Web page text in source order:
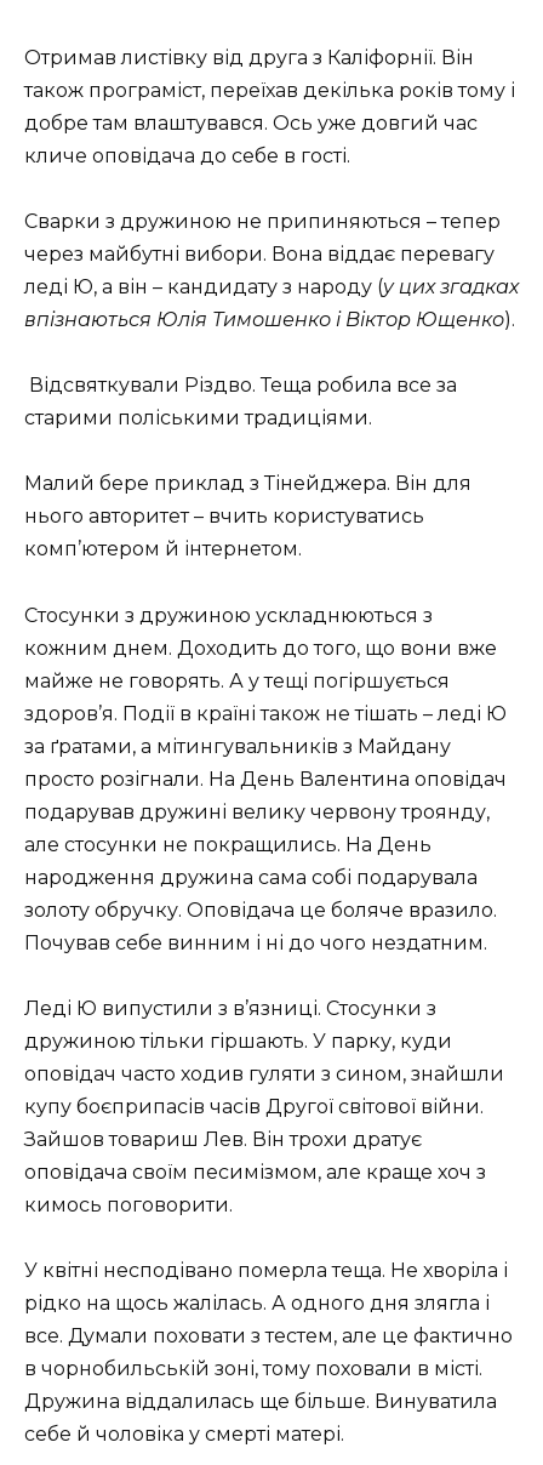
Отримав листівку від друга з Каліфорнії. Він
також програміст, переїхав декілька років тому і
добре там влаштувався. Ось уже довгий час
кличе оповідача до себе в гості.
Сварки з дружиною не припиняються – тепер
через майбутні вибори. Вона віддає перевагу
леді Ю, а він – кандидату з народу (у цих згадках
впізнаються Юлія Тимошенко і Віктор Ющенко).
Відсвяткували Різдво. Теща робила все за
старими поліськими традиціями.
Малий бере приклад з Тінейджера. Він для
нього авторитет – вчить користуватись
комп’ютером й інтернетом.
Стосунки з дружиною ускладнюються з
кожним днем. Доходить до того, що вони вже
майже не говорять. А у тещі погіршується
здоров’я. Події в країні також не тішать – леді Ю
за ґратами, а мітингувальників з Майдану
просто розігнали. На День Валентина оповідач
подарував дружині велику червону троянду,
але стосунки не покращились. На День
народження дружина сама собі подарувала
золоту обручку. Оповідача це боляче вразило.
Почував себе винним і ні до чого нездатним.
Леді Ю випустили з в’язниці. Стосунки з
дружиною тільки гіршають. У парку, куди
оповідач часто ходив гуляти з сином, знайшли
купу боєприпасів часів Другої світової війни.
Зайшов товариш Лев. Він трохи дратує
оповідача своїм песимізмом, але краще хоч з
кимось поговорити.
У квітні несподівано померла теща. Не хворіла і
рідко на щось жалілась. А одного дня злягла і
все. Думали поховати з тестем, але це фактично
в чорнобильській зоні, тому поховали в місті.
Дружина віддалилась ще більше. Винуватила
себе й чоловіка у смерті матері.